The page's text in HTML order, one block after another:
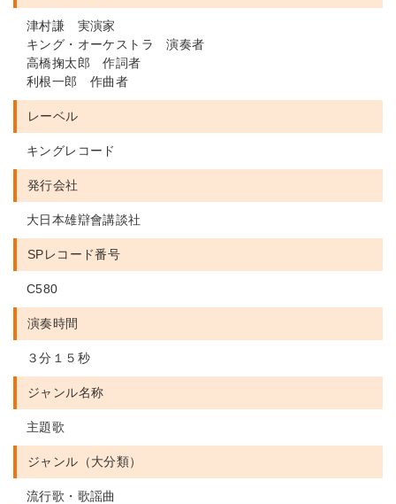
津村謙 実演家
キング・オーケストラ 演奏者
高橋掬太郎 作詞者
利根一郎 作曲者
レーベル
キングレコード
発行会社
大日本雄辯會講談社
SPレコード番号
C580
演奏時間
３分１５秒
ジャンル名称
主題歌
ジャンル（大分類）
流行歌・歌謡曲